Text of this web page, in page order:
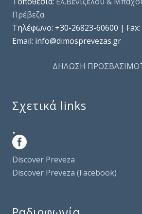
Πρέβεζα
Τηλέφωνo: +30-26823-60600 |
Email: info@dimosprevezas.gr
ΔΗΛΩΣΗ
Σχετικά links
.
Discover Preveza
Discover Preveza (Facebook)